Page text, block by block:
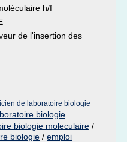
h/f
de l'insertion des
de laboratoire biologie
biologie
biologie moleculaire /
biologie / emploi